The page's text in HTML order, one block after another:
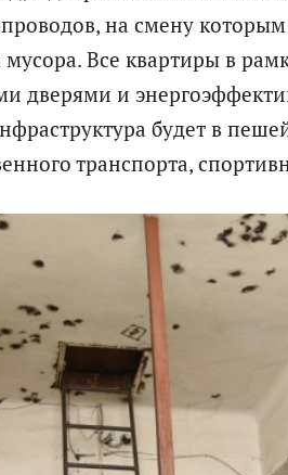
на смену
Все квартиры в
дверями и
будет в
транспорта,